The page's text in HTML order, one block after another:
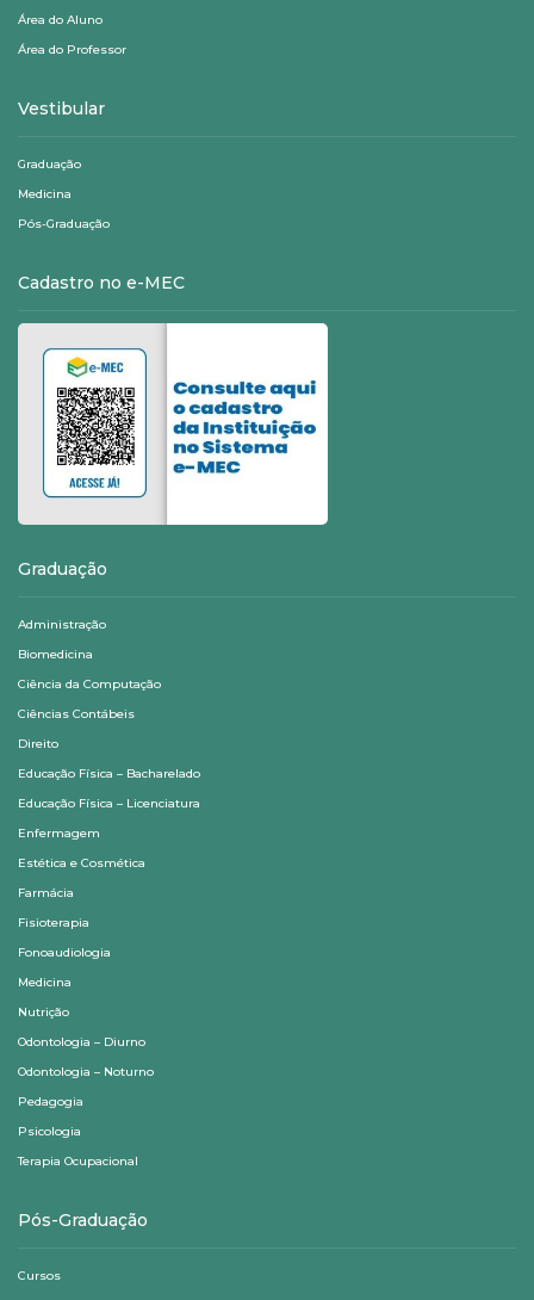
Área do Aluno
Área do Professor
Vestibular
Graduação
Medicina
Pós-Graduação
Cadastro no e-MEC
Graduação
Administração
Biomedicina
Ciência da Computação
Ciências Contábeis
Direito
Educação Física – Bacharelado
Educação Física – Licenciatura
Enfermagem
Estética e Cosmética
Farmácia
Fisioterapia
Fonoaudiologia
Medicina
Nutrição
Odontologia – Diurno
Odontologia – Noturno
Pedagogia
Psicologia
Terapia Ocupacional
Pós-Graduação
Cursos